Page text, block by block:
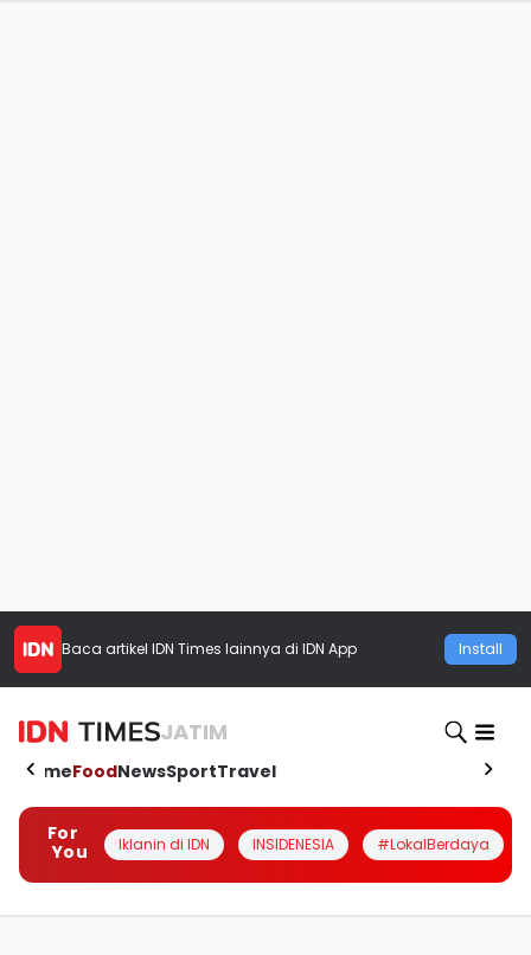
Baca artikel IDN Times lainnya di IDN App Install
JATIM
HomeFoodNewsSportTravel
For
You
Iklanin di IDN INSIDENESIA #LokalBerdaya